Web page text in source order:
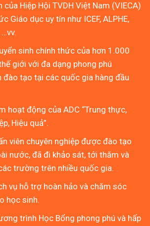
của Hiệp Hội TVDH Việt Nam (VIECA)
Giáo dục uy tín như ICEF, ALPHE,
…vv.
sinh chính thức của hơn 1.000
giới với đa dạng phong phú
đào tạo tại các quốc gia hàng đầu
hoạt động của ADC “Trung thực,
Hiệu quả”.
viên chuyên nghiệp được đào tạo
nước, đã đi khảo sát, tới thăm và
trường trên nhiều quốc gia.
vụ hỗ trợ hoàn hảo và chăm sóc
học sinh.
trình Học Bổng phong phú và hấp